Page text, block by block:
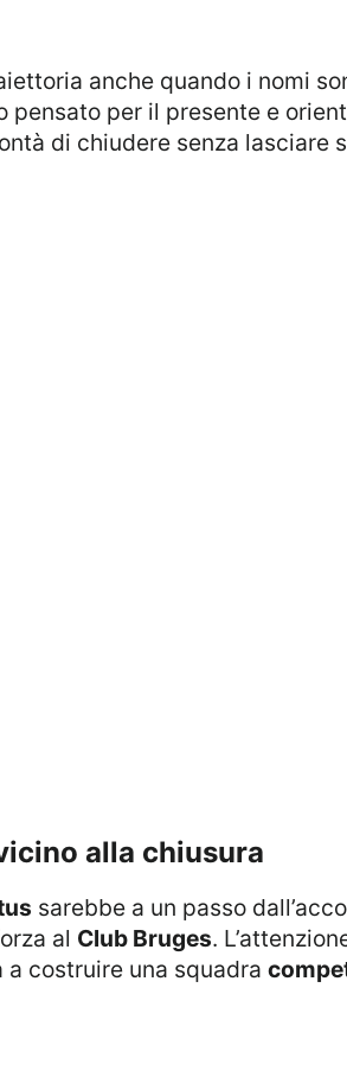
pensato per il presente e
di chiudere senza lasciare
alla chiusura
sarebbe a un passo
al Club Bruges.
costruire una squadra